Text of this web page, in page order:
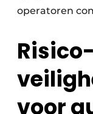
operatoren
voor